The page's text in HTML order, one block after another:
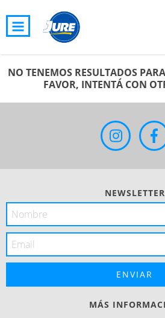
NO TENEMOS RESULTADOS
FAVOR, INTENTÁ CON
NEWSLETTER
MÁS